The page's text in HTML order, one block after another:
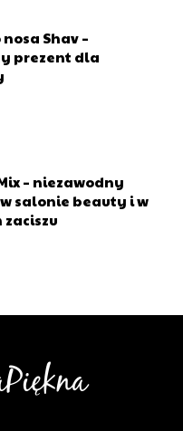
Shav –
prezent dla
– niezawodny
salonie beauty i w